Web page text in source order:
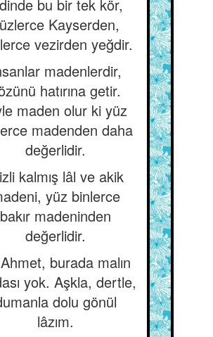
bu bir tek kör,
Kayserden,
vezirden yeğdir.
madenlerdir,
hatırına getir.
maden olur ki yüz
madenden daha
değerlidir.
kalmış lâl ve akik
yüz binlerce
bakır madeninden
değerlidir.
burada malın
yok. Aşkla, dertle,
dolu gönül
lâzım.